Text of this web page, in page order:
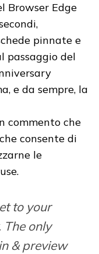
Browser Edge
pinnate e
passaggio del
e da sempre, la
commento che
consente di
le
to your
The only
& preview